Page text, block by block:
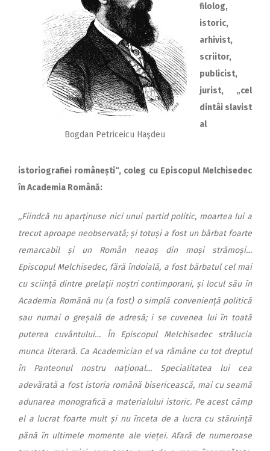
Bogdan Petriceicu Haşdeu
filolog,
istoric,
arhivist,
scriitor,
publicist,
jurist, „cel
dintâi slavist
al
istoriografiei românești“, coleg cu Episcopul Melchisedec
în Academia Română:
,,Fiindcă nu aparținuse nici unui partid politic, moartea lui a
trecut aproape neobservată; și totuși a fost un bărbat foarte
remarcabil și un Român neaoș din moși strămoși…
Episcopul Melchisedec, fără îndoială, a fost bărbatul cel mai
cu sciință dintre prelații noștri contimporani, și locul său în
Academia Română nu (a fost) o simplă conveniență politică
sau numai o greșală de adresă; i se cuvenea lui în toată
puterea cuvântului… În Episcopul Melchisedec strălucia
munca literară. Ca Academician el va rămâne cu tot dreptul
în Panteonul nostru național… Specialitatea lui cea
adevărată a fost istoria română bisericească, mai cu seamă
adunarea monografică a materialului istoric. Pe acest câmp
el a lucrat foarte mult și nu înceta de a lucra cu stăruință
până în ultimele momente ale vieței. Afară de numeroase